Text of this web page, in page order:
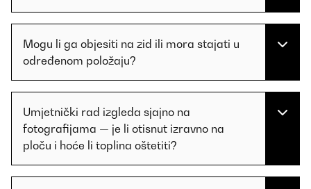
Mogu li ga objesiti na zid ili mora stajati u
određenom položaju?
Umjetnički rad izgleda sjajno na
fotografijama — je li otisnut izravno na
ploču i hoće li toplina oštetiti?